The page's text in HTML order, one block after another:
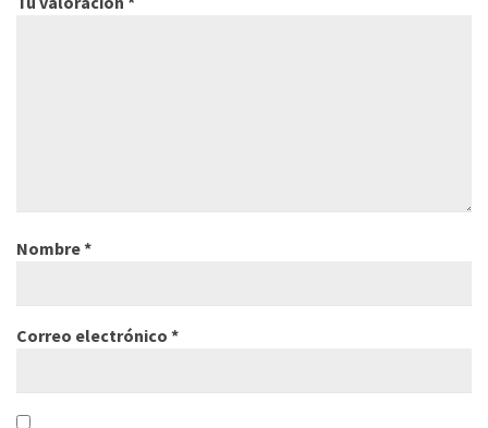
Nombre*
Correo electrónico *